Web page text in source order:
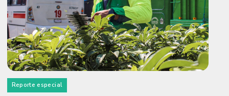
Reporte especial